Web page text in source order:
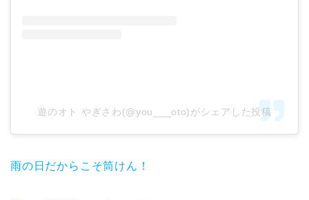
遊のオト やぎさわ(@you___oto)がシェアした投稿
雨の日だからこそ筒けん！